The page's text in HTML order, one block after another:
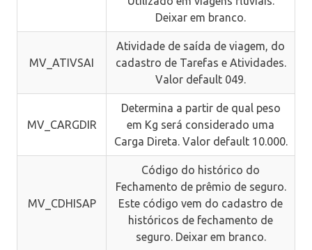
Deixar em branco.
MV_ATIVSAI
Atividade de saída de viagem, do
cadastro de Tarefas e Atividades.
Valor default 049.
MV_CARGDIR
Determina a partir de qual peso
em Kg será considerado uma
Carga Direta. Valor default 10.000.
MV_CDHISAP
Código do histórico do
Fechamento de prêmio de seguro.
Este código vem do cadastro de
históricos de fechamento de
seguro. Deixar em branco.